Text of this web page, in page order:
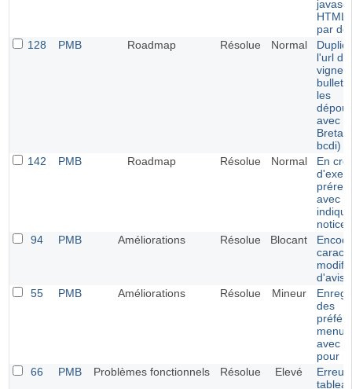
HTML
par
128
PMB Roadmap Résolue Normal
l'url de
les
avec
bcdi)
142
PMB Roadmap Résolue Normal
En
avec
notice
94
PMB Améliorations Résolue Blocant
d'avis
55
PMB Améliorations Résolue Mineur
des
menu
avec
pour
66
PMB Problèmes fonctionnels Résolue Elevé
Erreur